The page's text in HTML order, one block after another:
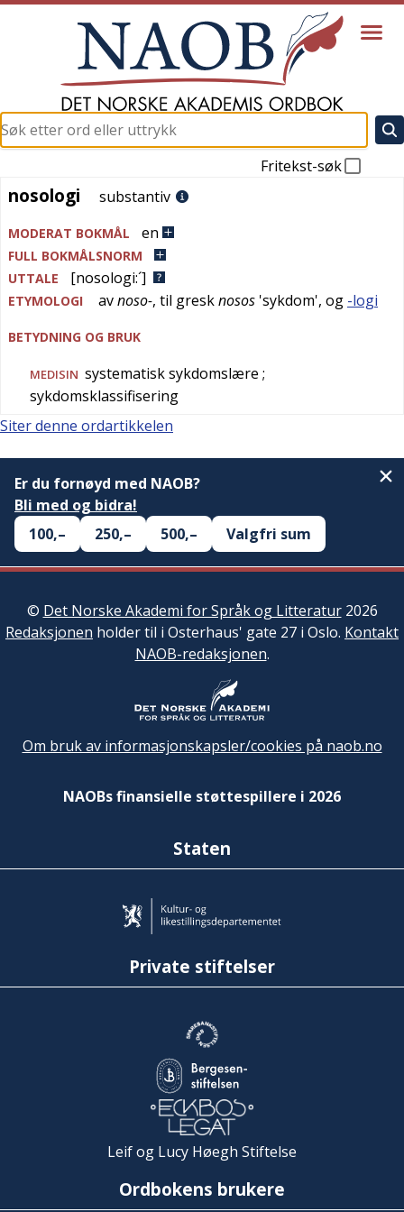
Fritekst-søk
nosologi
nosologi substantiv
MODERAT BOKMÅL en
FULL BOKMÅLSNORM
UTTALE
[nosologi:´]
ETYMOLOGI avnoso-, til gresknosos 'sykdom', og -logi
BETYDNING OG BRUK
MEDISIN systematisk sykdomslære ;
sykdomsklassifisering
Siter denne ordartikkelen
Er du fornøyd med NAOB?
Bli med og bidra!
100,–
250,– 500,– Valgfri sum
© Det Norske Akademi for Språk og Litteratur2026
Redaksjonen holder til i Osterhaus' gate 27 i Oslo. Kontakt
NAOB-redaksjonen.
Om bruk av informasjonskapsler/cookies på naob.no
NAOBs finansielle støttespillere i 2026
Staten
Private stiftelser
Leif og Lucy Høegh Stiftelse
Ordbokens brukere